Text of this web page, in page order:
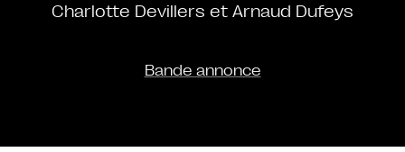
Charlotte Devillers et Arnaud Dufeys
Bande annonce